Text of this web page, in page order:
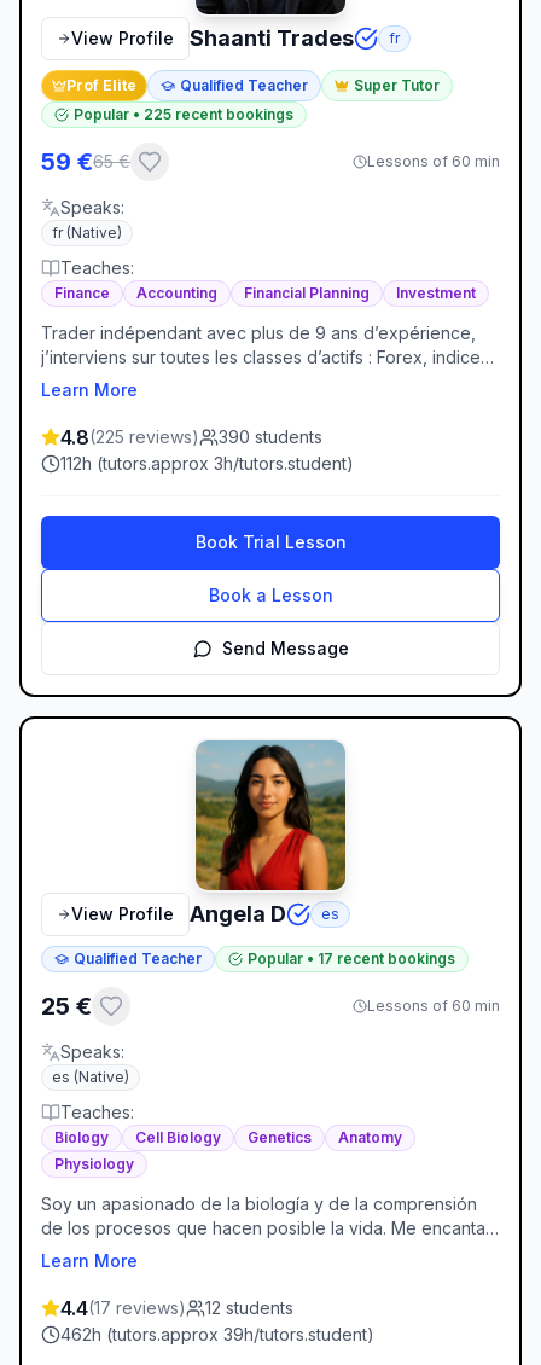
View Profile Shaanti Trades fr
Prof Elite Qualified Teacher
Super Tutor
Popular • 225 recent bookings
59 €65€ Lessons of 60 min
Speaks:
fr (Native)
Teaches:
Finance Accounting Financial Planning Investment
Trader indépendant avec plus de 9 ans d’expérience,
j’interviens sur toutes les classes d’actifs : Forex, indices,
matières premières, crypto-monnaies et options. Après
(overtrading, mauvaise gestion du risque, manque de
discipline), j’ai construit une méthode solide, réaliste et
centrée sur la compréhension du marché. J’ai déjà formé
formation Masterclass Trading et à mes cours en ligne.
Mon enseignement repose sur le Price Action, la gestion
du risque et une discipline mentale forte.
Learn More
4.8(225 reviews) 390 students
112h (tutors.approx 3h/tutors.student)
Book Trial Lesson
Book a Lesson
Send Message
View Profile Angela D es
Qualified Teacher Popular • 17 recent bookings
25 € Lessons of 60 min
Speaks:
es (Native)
Teaches:
Biology Cell Biology Genetics
Anatomy
Physiology
Soy un apasionado de la biología y de la comprensión
de los procesos que hacen posible la vida. Me encanta
explicar conceptos complejos de manera sencilla y
propio ritmo. Mi objetivo es que aprendas biología de
forma clara, útil y motivadora.
Learn More
4.4(17 reviews) 12 students
462h (tutors.approx 39h/tutors.student)